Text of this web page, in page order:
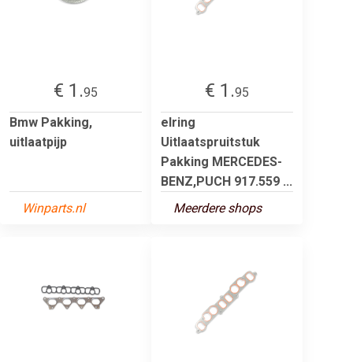
€ 1.95
Bmw Pakking,
uitlaatpijp
Winparts.nl
€ 1.95
elring
Uitlaatspruitstuk
Pakking MERCEDES-
BENZ,PUCH 917.559 ...
Meerdere shops